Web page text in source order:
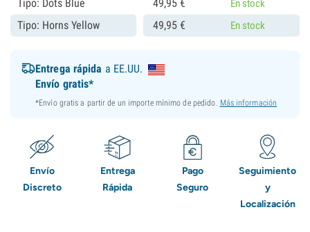
Tipo: Dots Blue 49,95 € En stock
Tipo: Horns Yellow 49,95 € En stock
Entrega rápida a EE.UU.
Envío gratis*
*Envío gratis a partir de un importe mínimo de pedido. Más información
Envío
Discreto
Entrega
Rápida
Pago
Seguro
Seguimiento
y
Localización